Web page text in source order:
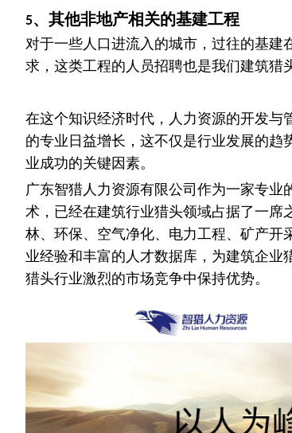
5、其他非地产相关的基建工程
对于一些人口进流入的城市，过往的基
求，这类工程的人员招聘也是我们建筑猎
在这个知识经济时代，人力资源的开发
的专业日益增长，这不仅是行业发展的
业成功的关键因素。
广东智猎人力资源有限公司作为一家专
术，已经在建筑行业猎头领域占据了一席
林、环保、空气净化、电力工程、矿产
业经验和丰富的人才数据库，为建筑企
猎头行业激烈的市场竞争中保持优势。